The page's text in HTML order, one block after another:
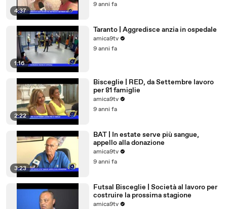
4:37
9 anni fa
1:16
Taranto | Aggredisce anzia in ospedale
amica9tv
9 anni fa
2:22
Bisceglie | RED, da Settembre lavoro
per 81 famiglie
amica9tv
9 anni fa
3:23
BAT | In estate serve più sangue,
appello alla donazione
amica9tv
9 anni fa
Futsal Bisceglie | Società al lavoro per
costruire la prossima stagione
amica9tv